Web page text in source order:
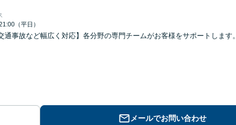
（平日）
通事故など幅広く対応】各分野の専門チームがお客様をサポートします。
メールでお問い合わせ